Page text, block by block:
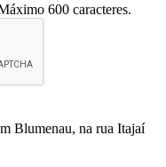
600 caracteres.
Blumenau, na rua Itajaí